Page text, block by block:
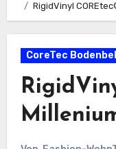
RigidVinyl
CoreTec